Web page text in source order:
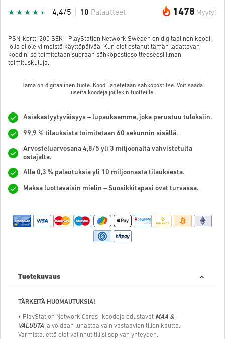
1478 Myyty!
4,4/5 10 Palautteet
PSN-kortti 200 SEK - PlayStation Network Sweden on digitaalinen koodi,
jolla ei ole viimeistä käyttöpäivää. Kun olet ostanut tämän ladattavan
koodin, se toimitetaan suoraan sähköpostiosoitteeseesi ilman
toimituskuluja.
Tämä on digitaalinen tuote. Koodi lähetetään sähköpostitse. Voit saada
useita koodeja joillekin tuotteille.
Asiakastyytyväisyys – lupauksemme, joka perustuu tuloksiin.
99,9 % tilauksista toimitetaan 60 sekunnin sisällä.
Arvosteluarvosana 4,8/5 yli 3 miljoonalta vahvistetulta
ostajalta.
Alle 0,3 % palautuksia yli 10 miljoonasta tilauksesta.
Maksa luottavaisin mielin – Suosikkitapasi ovat turvassa.
Tuotekuvaus
TÄRKEITÄ HUOMAUTUKSIA!
• PlayStation Network Cards -koodeja edustavat MAA &
VALUUTA ja voidaan lunastaa vain vastaavien tilien kautta.
Varmista, että olet valinnut tiliisi sopivan yhteyden.